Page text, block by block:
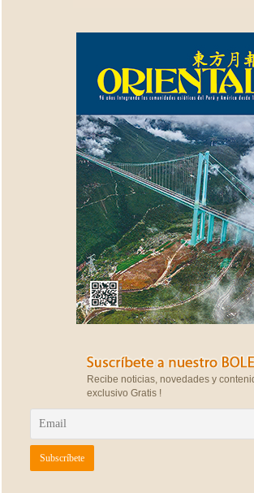
Recibe noticias, novedades y
exclusivo Gratis !